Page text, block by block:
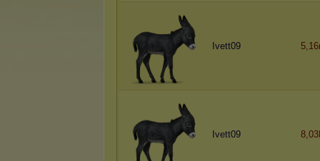
Ivett09
Ivett09